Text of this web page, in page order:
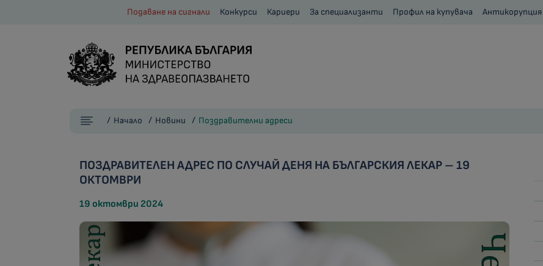
Подаване на сигнали Конкурси Кариери За специализанти Профил на купувача Антикорупция
Начало Новини Поздравителни адреси
ПОЗДРАВИТЕЛЕН АДРЕС ПО СЛУЧАЙ ДЕНЯ НА БЪЛГАРСКИЯ ЛЕКАР – 19
ОКТОМВРИ
19 октомври 2024